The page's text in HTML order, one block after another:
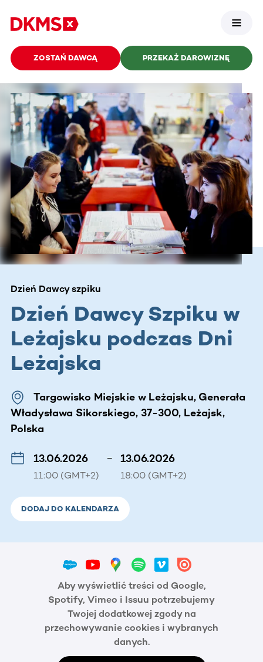
ZOSTAŃ DAWCĄ PRZEKAŻ DAROWIZNĘ
Dzień Dawcy szpiku
Dzień Dawcy Szpiku w
Leżajsku podczas Dni
Leżajska
Targowisko Miejskie w Leżajsku, Generała
Władysława Sikorskiego, 37-300, Leżajsk,
Polska
13.06.2026
11:00 (GMT+2)
– 13.06.2026
18:00 (GMT+2)
DODAJ DO KALENDARZA
Aby wyświetlić treści od Google,
Spotify, Vimeo i Issuu potrzebujemy
Twojej dodatkowej zgody na
przechowywanie cookies i wybranych
danych.